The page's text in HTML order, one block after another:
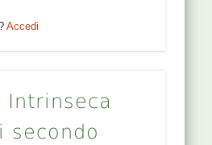
Accedi
Intrinseca
secondo